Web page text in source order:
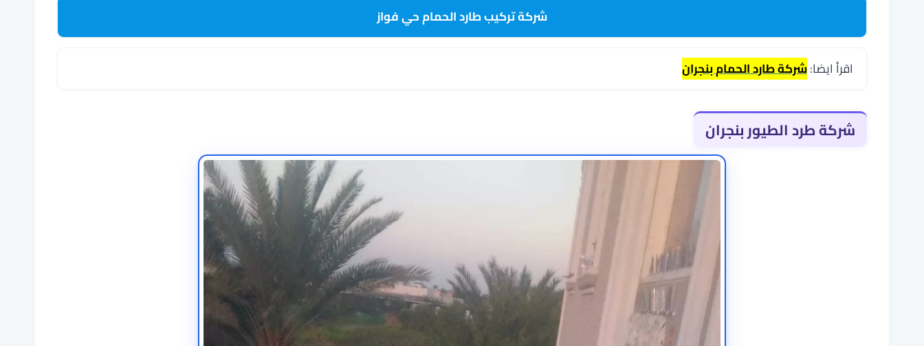
شركة تركيب طارد الحمام حي فواز
اقرأ ايضا:شركة طارد الحمام بنجران
شركة طرد الطيور بنجران